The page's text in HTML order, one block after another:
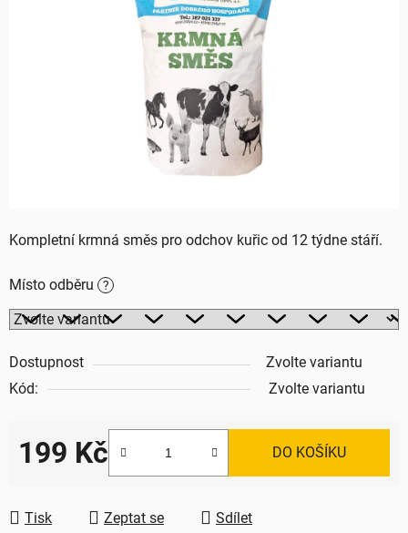
Kompletní krmná směs pro odchov kuřic od 12 týdne stáří.
Místo odběru ?
Dostupnost
Zvolte variantu
Kód:
Zvolte variantu
199 Kč DO KOŠÍKU
Tisk Zeptat se Sdílet